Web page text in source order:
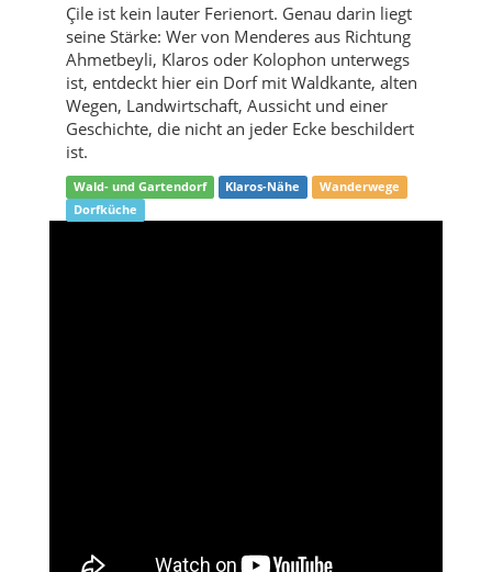
Çile ist kein lauter Ferienort. Genau darin liegt
seine Stärke: Wer von Menderes aus Richtung
Ahmetbeyli, Klaros oder Kolophon unterwegs
ist, entdeckt hier ein Dorf mit Waldkante, alten
Wegen, Landwirtschaft, Aussicht und einer
Geschichte, die nicht an jeder Ecke beschildert
ist.
Wald- und Gartendorf Klaros-Nähe
Wanderwege
Dorfküche